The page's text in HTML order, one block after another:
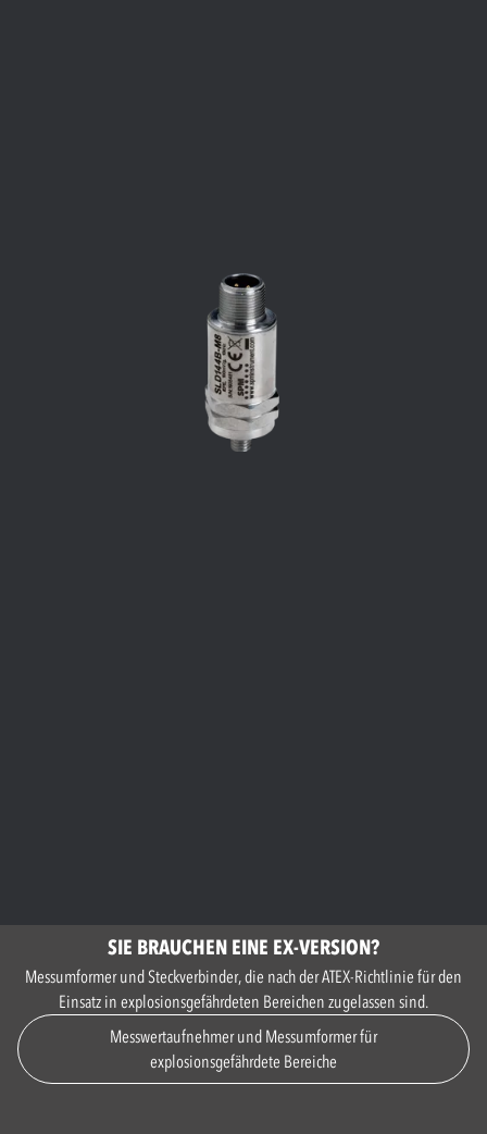
SIE BRAUCHEN EINE EX-VERSION?
Messumformer und Steckverbinder, die nach der ATEX-Richtlinie für den
Einsatz in explosionsgefährdeten Bereichen zugelassen sind.
Messwertaufnehmer und Messumformer für
explosionsgefährdete Bereiche